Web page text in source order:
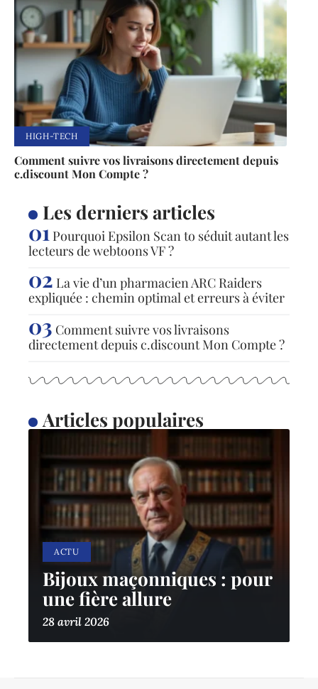
HIGH-TECH
Comment suivre vos livraisons directement depuis
c.discount Mon Compte ?
Les derniers articles
Pourquoi Epsilon Scan to séduit autant les
lecteurs de webtoons VF ?
La vie d’un pharmacien ARC Raiders
expliquée : chemin optimal et erreurs à éviter
Comment suivre vos livraisons
directement depuis c.discount Mon Compte ?
Articles populaires
ACTU
Bijoux maçonniques : pour
une fière allure
28 avril 2026